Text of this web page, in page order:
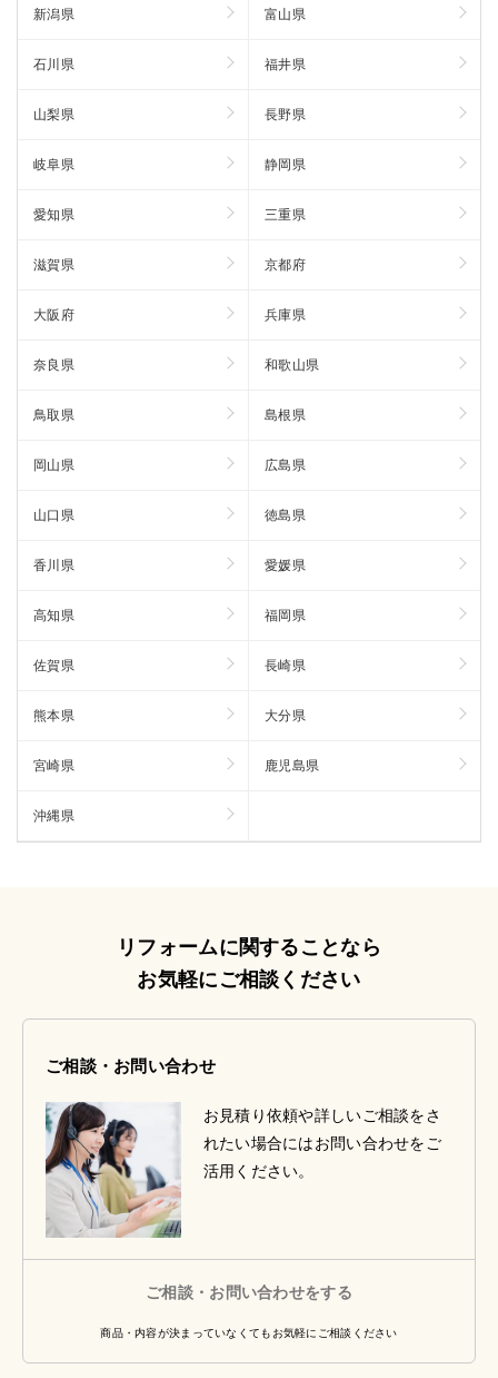
新潟県 富山県
石川県 福井県
山梨県 長野県
岐阜県 静岡県
愛知県 三重県
滋賀県 京都府
大阪府 兵庫県
奈良県 和歌山県
鳥取県 島根県
岡山県 広島県
山口県 徳島県
香川県 愛媛県
高知県 福岡県
佐賀県 長崎県
熊本県 大分県
宮崎県 鹿児島県
沖縄県
リフォームに関することなら
お気軽にご相談ください
ご相談・お問い合わせ
お見積り依頼や詳しいご相談をさ
れたい場合にはお問い合わせをご
活用ください。
ご相談・お問い合わせをする
商品・内容が決まっていなくてもお気軽にご相談ください